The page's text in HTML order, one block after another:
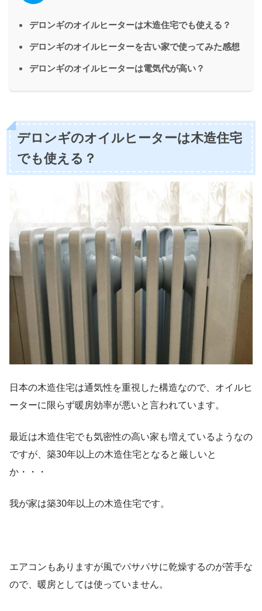
デロンギのオイルヒーターは木造住宅でも使える？
デロンギのオイルヒーターを古い家で使ってみた感想
デロンギのオイルヒーターは電気代が高い？
デロンギのオイルヒーターは木造住宅
でも使える？
日本の木造住宅は通気性を重視した構造なので、オイルヒ
ーターに限らず暖房効率が悪いと言われています。
最近は木造住宅でも気密性の高い家も増えているようなの
ですが、築30年以上の木造住宅となると厳しいと
か・・・
我が家は築30年以上の木造住宅です。
エアコンもありますが風でパサパサに乾燥するのが苦手な
ので、暖房としては使っていません。